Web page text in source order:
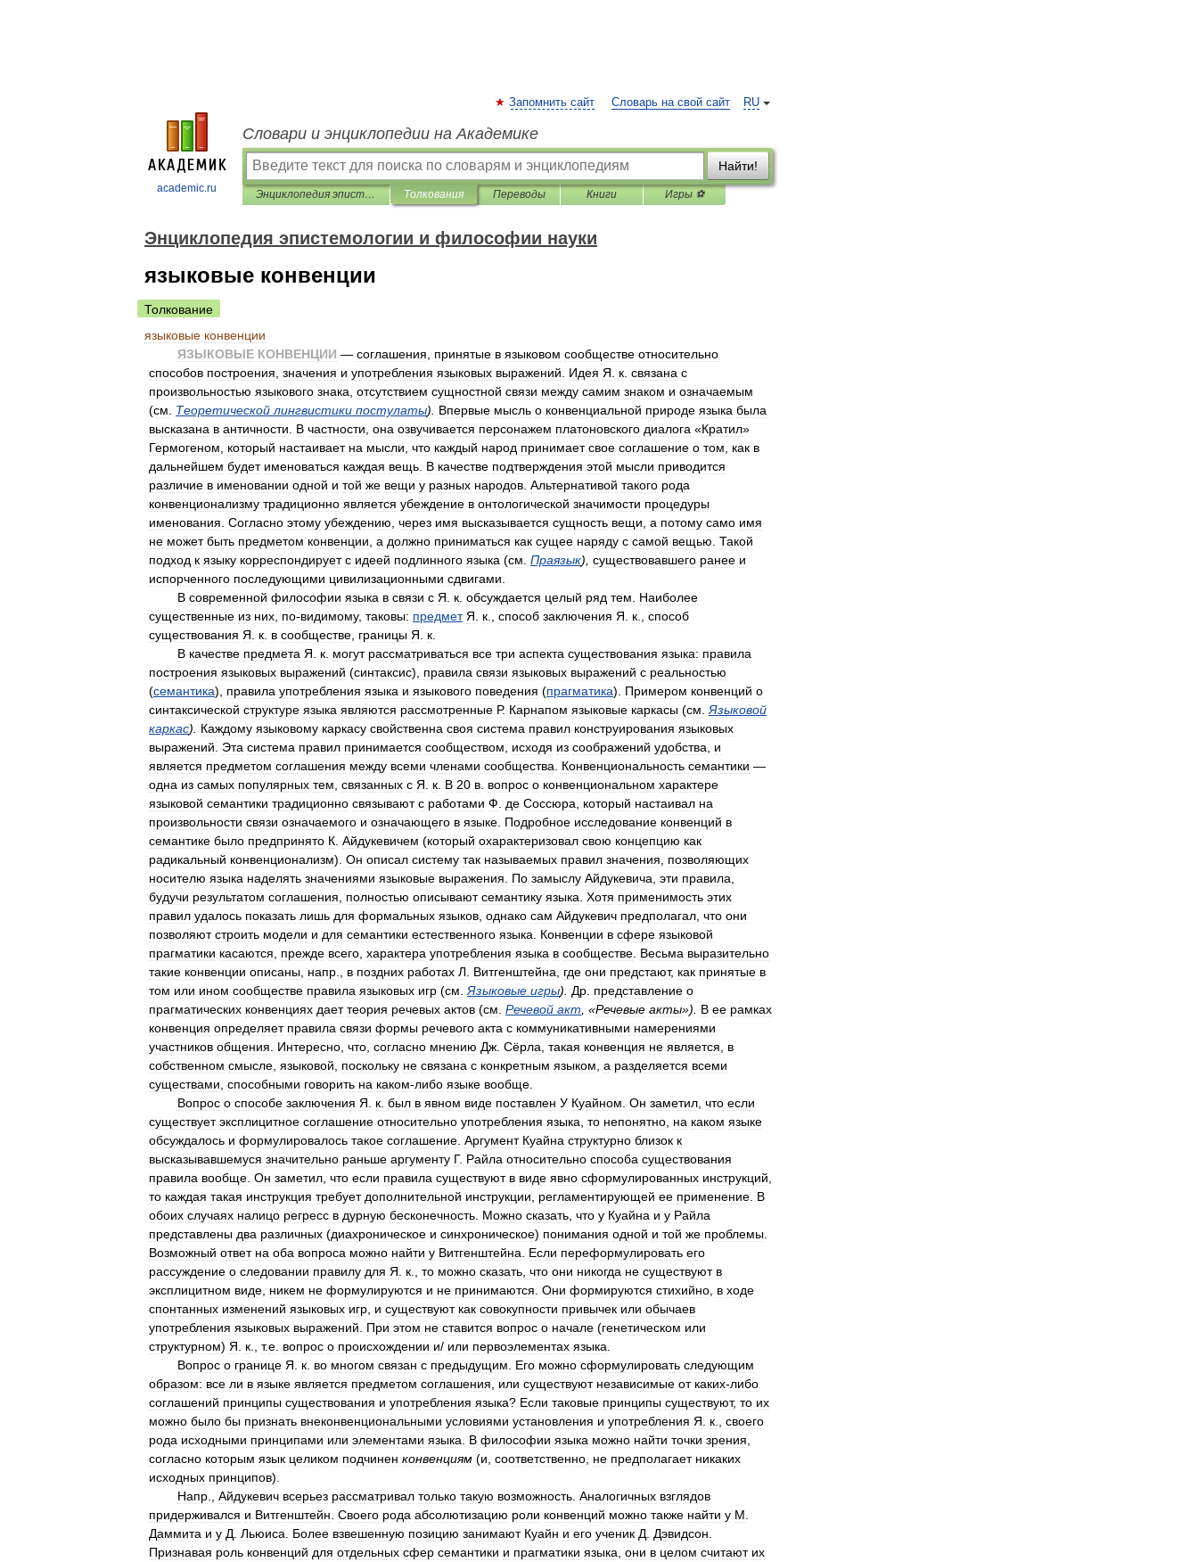
academic.ru
RU
Запомнить сайт Словарь на свой сайт
Словари и энциклопедии на Академике
Найти!
Энциклопедия эпистемологии и философии науки Толкования Переводы Книги Игры ⚽
Энциклопедия эпистемологии и философии науки
языковые конвенции
Толкование
языковые конвенции
ЯЗЫКОВЫЕ КОНВЕНЦИИ — соглашения принятые в языковом сообществе относительно
способов построения значения и употребления языковых выражений Идея Я к связана с
произвольностью языкового знака отсутствием сущностной связи между самим знаком и означаемым
(см Теоретической лингвистики постулаты). Впервые мысль о конвенциальной природе языка была
высказана в античности В частности она озвучивается персонажем платоновского диалога «Кратил»
Гермогеном
который настаивает на мысли что каждый народ принимает свое соглашение о том как в
дальнейшем будет именоваться каждая вещь В качестве подтверждения этой мысли приводится
различие в именовании одной и той же вещи у разных народов Альтернативой такого рода
конвенционализму традиционно является убеждение в онтологической значимости процедуры
именования Согласно этому убеждению через имя высказывается сущность вещи а потому само имя
не может быть предметом конвенции а должно приниматься как сущее наряду с самой вещью Такой
подход к языку корреспондирует с идеей подлинного языка (см Праязык), существовавшего ранее и
испорченного последующими цивилизационными сдвигами
В современной философии языка в связи с Я к обсуждается целый ряд тем
Наиболее
существенные из них по-видимому, таковы: предмет Я к способ заключения Я к
способ
существования Я к в сообществе границы Я к
В качестве предмета Я к могут рассматриваться все три аспекта существования языка: правила
построения языковых выражений (синтаксис), правила связи языковых выражений с реальностью
(семантика), правила употребления языка и языкового поведения (прагматика). Примером конвенций о
синтаксической структуре языка являются рассмотренные Р. Карнапом языковые каркасы (см Языковой
каркас). Каждому языковому каркасу свойственна своя система правил конструирования языковых
выражений
Эта система правил принимается сообществом исходя из соображений удобства
и
является предметом соглашения между всеми членами сообщества Конвенциональность семантики —
одна из самых популярных тем связанных с Я к В 20 в вопрос о конвенциональном характере
языковой семантики традиционно связывают с работами Ф де Соссюра который настаивал на
произвольности связи означаемого и означающего в языке Подробное исследование конвенций в
семантике было предпринято К Айдукевичем (который охарактеризовал свою концепцию как
радикальный конвенционализм). Он описал систему так называемых правил значения
позволяющих
носителю языка наделять значениями языковые выражения По замыслу Айдукевича эти правила
будучи результатом соглашения полностью описывают семантику языка Хотя применимость этих
правил удалось показать лишь для формальных языков однако сам Айдукевич предполагал что они
позволяют строить модели и для семантики естественного языка Конвенции в сфере языковой
прагматики касаются прежде всего характера употребления языка в сообществе Весьма выразительно
такие конвенции описаны напр в поздних работах Л Витгенштейна где они предстают, как принятые в
том или ином сообществе правила языковых игр (см Языковые игры). Др представление о
прагматических конвенциях дает теория речевых актов (см Речевой акт , «Речевые акты»). В ее рамках
конвенция определяет правила связи формы речевого акта с коммуникативными намерениями
участников общения Интересно что согласно мнению Дж Сёрла такая конвенция не является
в
собственном смысле языковой поскольку не связана с конкретным языком а разделяется всеми
существами способными говорить на каком-либо языке вообще
Вопрос о способе заключения Я к был в явном виде поставлен У Куайном Он заметил что если
существует эксплицитное соглашение относительно употребления языка то непонятно на каком языке
обсуждалось и формулировалось такое соглашение Аргумент Куайна структурно близок к
высказывавшемуся значительно раньше аргументу Г. Райла относительно способа существования
правила вообще Он заметил что если правила существуют в виде явно сформулированных инструкций
то каждая такая инструкция требует дополнительной инструкции регламентирующей ее применение В
обоих случаях налицо регресс в дурную бесконечность Можно сказать что у Куайна и у Райла
представлены два различных (диахроническое и синхроническое) понимания одной и той же проблемы
Возможный ответ на оба вопроса можно найти у Витгенштейна Если переформулировать его
рассуждение о следовании правилу для Я к то можно сказать что они никогда не существуют в
эксплицитном виде никем не формулируются и не принимаются Они формируются стихийно в ходе
спонтанных изменений языковых игр и существуют как совокупности привычек или обычаев
употребления языковых выражений При этом не ставится вопрос о начале (генетическом или
структурном) Я к т.е вопрос о происхождении и/ или первоэлементах языка
Вопрос о границе Я к во многом связан с предыдущим Его можно сформулировать следующим
образом: все ли в языке является предметом соглашения или существуют независимые от каких-либо
соглашений принципы существования и употребления языка? Если таковые принципы существуют, то их
можно было бы признать внеконвенциональными условиями установления и употребления Я к
своего
рода исходными принципами или элементами языка В философии языка можно найти точки зрения
согласно которым язык целиком подчинен конвенциям (и соответственно не предполагает никаких
исходных принципов).
Напр
Айдукевич всерьез рассматривал только такую возможность Аналогичных взглядов
придерживался и Витгенштейн Своего рода абсолютизацию роли конвенций можно также найти у М
Даммита и у Д Льюиса Более взвешенную позицию занимают Куайн и его ученик Д Дэвидсон
Признавая роль конвенций для отдельных сфер семантики и прагматики языка они в целом считают их